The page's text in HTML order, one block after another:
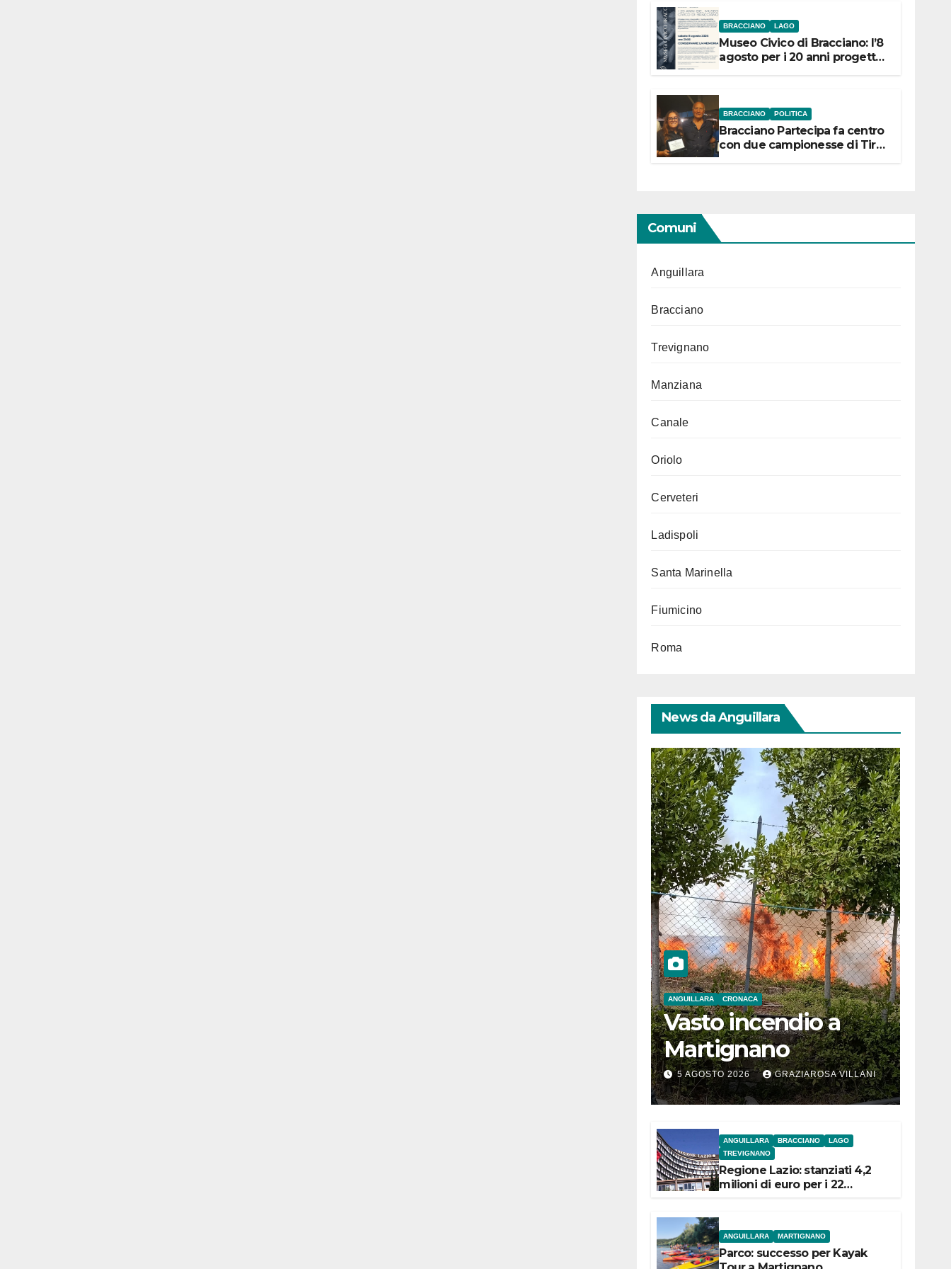
BRACCIANO LAGO
Museo Civico di Bracciano: l’8
agosto per i 20 anni progetto
BRACCIANO POLITICA
Bracciano Partecipa fa centro
con due campionesse di Tiro
Comuni
Anguillara
Bracciano
Trevignano
Manziana
Canale
Oriolo
Cerveteri
Ladispoli
Santa Marinella
Fiumicino
Roma
News da Anguillara
ANGUILLARA CRONACA
Vasto incendio a
Martignano
5 AGOSTO 2026 GRAZIAROSA VILLANI
ANGUILLARA BRACCIANO
LAGO
TREVIGNANO
Regione Lazio: stanziati 4,2
milioni di euro per i 22
ANGUILLARA MARTIGNANO
Parco: successo per Kayak